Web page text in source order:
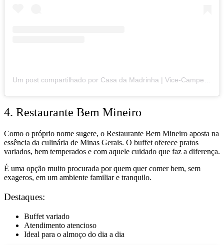
Um post compartilhado por Casa da Madrinha | Vice-Campeão do Comida di Buteco 2024🏆 (@restaurantecasadamadrinha)
4. Restaurante Bem Mineiro
Como o próprio nome sugere, o Restaurante Bem Mineiro aposta na
essência da culinária de Minas Gerais. O buffet oferece pratos
variados, bem temperados e com aquele cuidado que faz a diferença.
É uma opção muito procurada por quem quer comer bem, sem
exageros, em um ambiente familiar e tranquilo.
Destaques:
Buffet variado
Atendimento atencioso
Ideal para o almoço do dia a dia